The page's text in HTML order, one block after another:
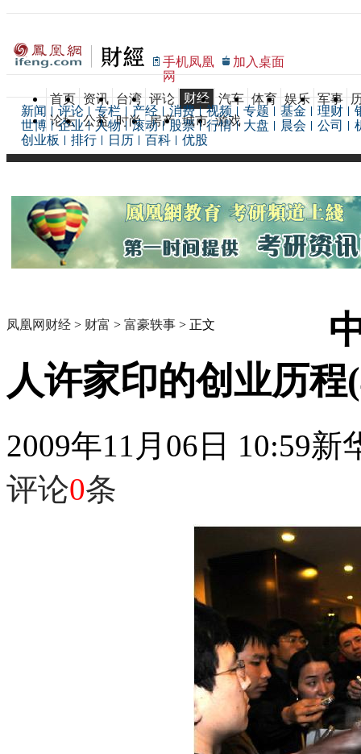
手机凤凰
网
加入桌面
首页 资讯 台湾 评论 财经 汽车 体育 娱乐 军事
论坛 公益 时尚 房产 城市 游戏
新闻 评论 专栏 产经 消费 视频 专题 基金 理财
世博
企业 人物 滚动 股票 行情 大盘 晨会 公司
创业板
排行 日历 百科 优股
凤凰网财经 > 财富 > 富豪轶事 > 正文
人许家印的创业历程
2009年11月06日 10:59新
评论0条